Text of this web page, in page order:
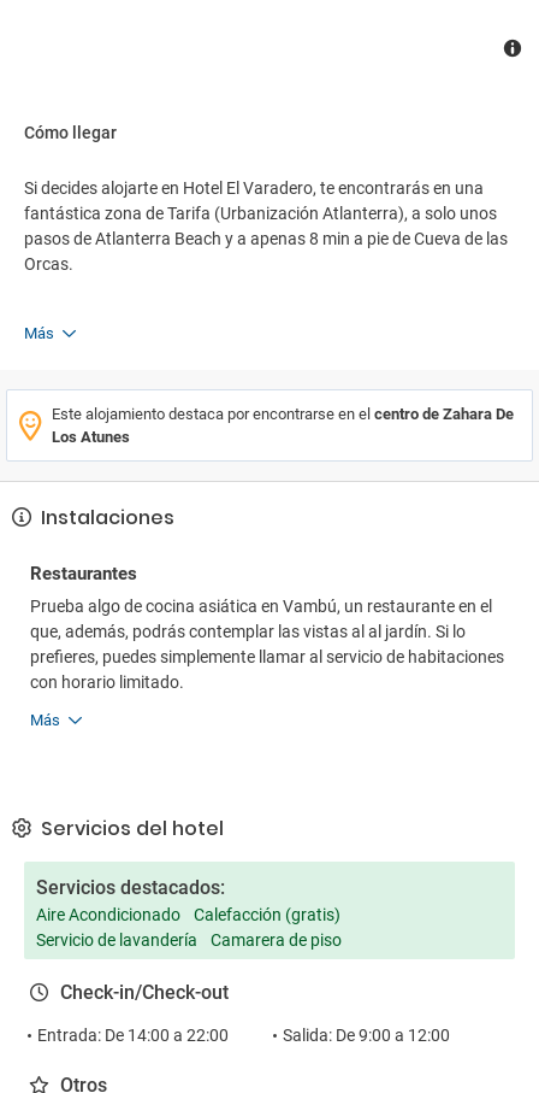
Cómo llegar
Si decides alojarte en Hotel El Varadero, te encontrarás en una
fantástica zona de Tarifa (Urbanización Atlanterra), a solo unos
pasos de Atlanterra Beach y a apenas 8 min a pie de Cueva de las
Orcas.
Más
Este alojamiento destaca por encontrarse en el centro de Zahara De
Los Atunes
Instalaciones
Restaurantes
Prueba algo de cocina asiática en Vambú, un restaurante en el
que, además, podrás contemplar las vistas al al jardín. Si lo
prefieres, puedes simplemente llamar al servicio de habitaciones
con horario limitado.
Más
Servicios del hotel
Servicios destacados:
Aire Acondicionado
Calefacción (gratis)
Servicio de lavandería
Camarera de piso
Check-in/Check-out
Entrada: De 14:00 a 22:00 Salida: De 9:00 a 12:00
Otros